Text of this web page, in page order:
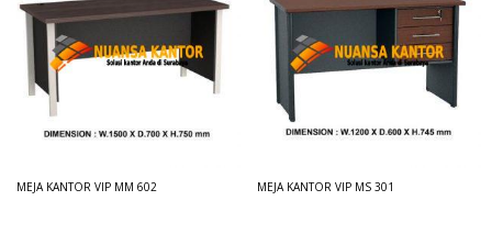
MEJA KANTOR VIP MM 602 MEJA KANTOR VIP MS 301